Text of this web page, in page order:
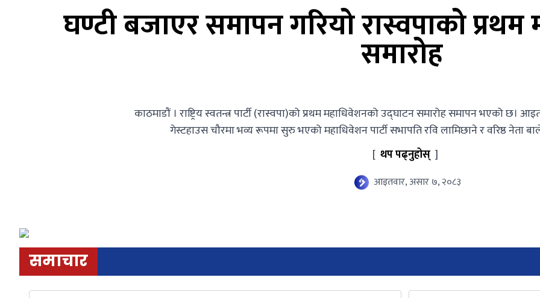
घण्टी बजाएर समापन गरियो रास्वपाको
समारोह
काठमाडौं । राष्ट्रिय स्वतन्त्र पार्टी (रास्वपा)को प्रथम महाधिवेशनको उद्घाटन समारोह समापन भएको छ।
गेस्टहाउस चौरमा भव्य रूपमा सुरु भएको महाधिवेशन पार्टी सभापति रवि लामिछाने र वरिष्ठ नेता
[ थप पढ्नुहोस् ]
आइतवार, असार ७, २०८३
समाचार